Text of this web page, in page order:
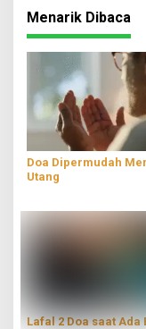
Menarik Dibaca
Doa Dipermudah
Utang
Lafal 2 Doa saat Ada